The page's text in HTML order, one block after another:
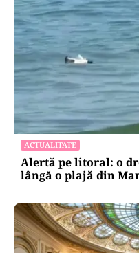
ACTUALITATE
Alertă pe litoral: o
lângă o plajă din